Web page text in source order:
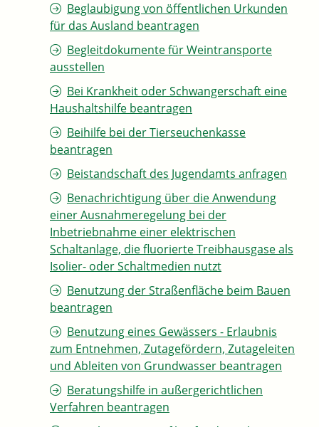
Beglaubigung von öffentlichen Urkunden
für das Ausland beantragen
Begleitdokumente für Weintransporte
ausstellen
Bei Krankheit oder Schwangerschaft eine
Haushaltshilfe beantragen
Beihilfe bei der Tierseuchenkasse
beantragen
Beistandschaft des Jugendamts anfragen
Benachrichtigung über die Anwendung
einer Ausnahmeregelung bei der
Inbetriebnahme einer elektrischen
Schaltanlage, die fluorierte Treibhausgase als
Isolier- oder Schaltmedien nutzt
Benutzung der Straßenfläche beim Bauen
beantragen
Benutzung eines Gewässers - Erlaubnis
zum Entnehmen, Zutagefördern, Zutageleiten
und Ableiten von Grundwasser beantragen
Beratungshilfe in außergerichtlichen
Verfahren beantragen